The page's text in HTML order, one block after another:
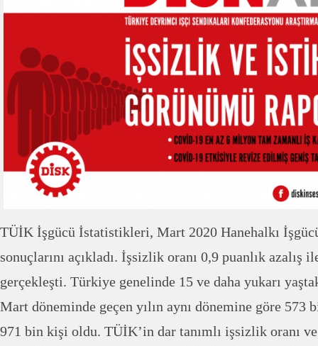
TÜİK İşgücü İstatistikleri, Mart 2020 Hanehalkı
sonuçlarını açıkladı. İşsizlik oranı 0,9 puanlık azalış
gerçekleşti. Türkiye genelinde 15 ve daha yukarı
Mart döneminde geçen yılın aynı dönemine göre
971 bin kişi oldu. TÜİK’in dar tanımlı işsizlik oranı ve